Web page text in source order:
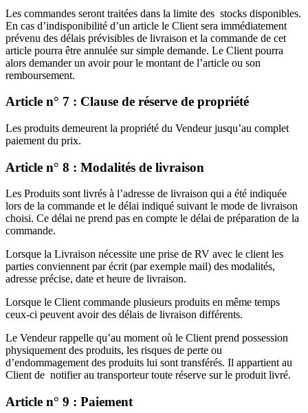
Les commandes seront traitées dans la limite des stocks disponibles.
En cas d’indisponibilité d’un article le Client sera immédiatement
prévenu des délais prévisibles de livraison et la commande de cet
article pourra être annulée sur simple demande. Le Client pourra
alors demander un avoir pour le montant de l’article ou son
remboursement.
Article n° 7 : Clause de réserve de propriété
Les produits demeurent la propriété du Vendeur jusqu’au complet
paiement du prix.
Article n° 8 : Modalités de livraison
Les Produits sont livrés à l’adresse de livraison qui a été indiquée
lors de la commande et le délai indiqué suivant le mode de livraison
choisi. Ce délai ne prend pas en compte le délai de préparation de la
commande.
Lorsque la Livraison nécessite une prise de RV avec le client les
parties conviennent par écrit (par exemple mail) des modalités,
adresse précise, date et heure de livraison.
Lorsque le Client commande plusieurs produits en même temps
ceux-ci peuvent avoir des délais de livraison différents.
Le Vendeur rappelle qu’au moment où le Client prend possession
physiquement des produits, les risques de perte ou
d’endommagement des produits lui sont transférés. Il appartient au
Client de notifier au transporteur toute réserve sur le produit livré.
Article n° 9 : Paiement